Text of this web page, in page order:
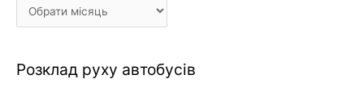
Розклад руху автобусів